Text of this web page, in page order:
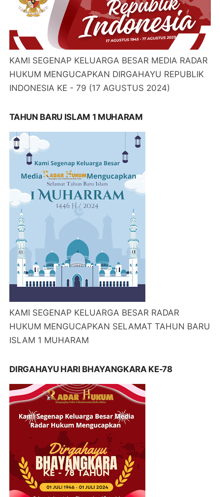
KAMI SEGENAP KELUARGA BESAR MEDIA RADAR
HUKUM MENGUCAPKAN DIRGAHAYU REPUBLIK
INDONESIA KE - 79 (17 AGUSTUS 2024)
TAHUN BARU ISLAM 1 MUHARAM
KAMI SEGENAP KELUARGA BESAR RADAR
HUKUM MENGUCAPKAN SELAMAT TAHUN BARU
ISLAM 1 MUHARAM
DIRGAHAYU HARI BHAYANGKARA KE-78